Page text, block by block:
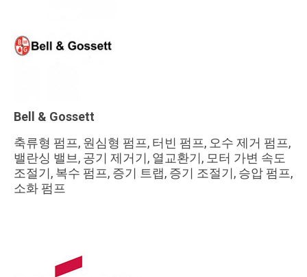
Bell & Gossett
축류형 펌프, 원심형 펌프, 터빈 펌프, 오수 제거 펌프,
밸란싱 밸브, 공기 제거기, 열교환기, 모터 가변 속도
조절기, 복수 펌프, 증기 트랩, 증기 조절기, 승압 펌프,
소화 펌프